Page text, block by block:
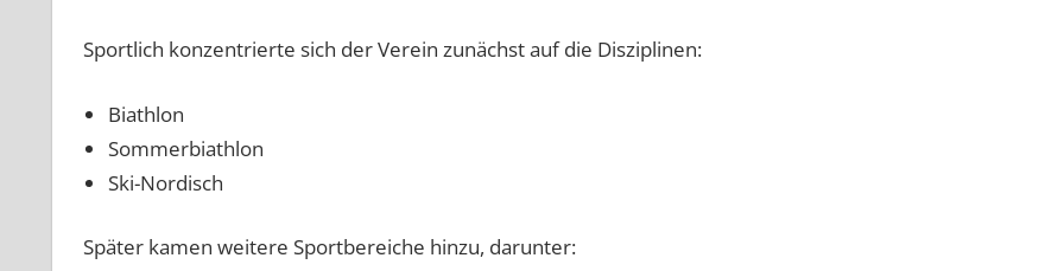
Sportlich konzentrierte sich der Verein zunächst auf die Disziplinen:
Biathlon
Sommerbiathlon
Ski-Nordisch
Später kamen weitere Sportbereiche hinzu, darunter: